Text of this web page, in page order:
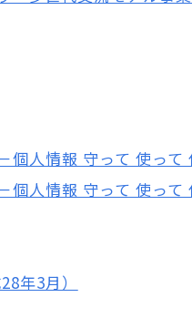
情報 守って 使って
人情報 守って 使って
年3月）